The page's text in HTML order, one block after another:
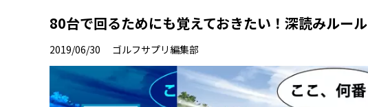
80台で回るためにも覚えておきたい！深読みルール
2019/06/30 ゴルフサプリ編集部